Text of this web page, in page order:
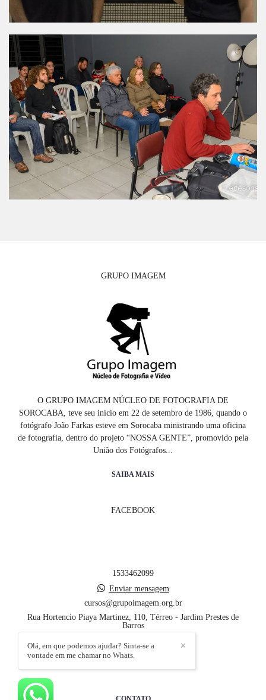
GRUPO IMAGEM
O GRUPO IMAGEM NÚCLEO DE FOTOGRAFIA DE
SOROCABA, teve seu inicio em 22 de setembro de 1986, quando o
fotógrafo João Farkas esteve em Sorocaba ministrando uma oficina
de fotografia, dentro do projeto “NOSSA GENTE”, promovido pela
União dos Fotógrafos...
SAIBA MAIS
FACEBOOK
1533462099
Enviar mensagem
cursos@grupoimagem.org.br
Rua Hortencio Piaya Martinez, 110, Térreo - Jardim Prestes de
Barros
✕
Olá, em que podemos ajudar? Sinta-se a
vontade em me chamar no Whats.